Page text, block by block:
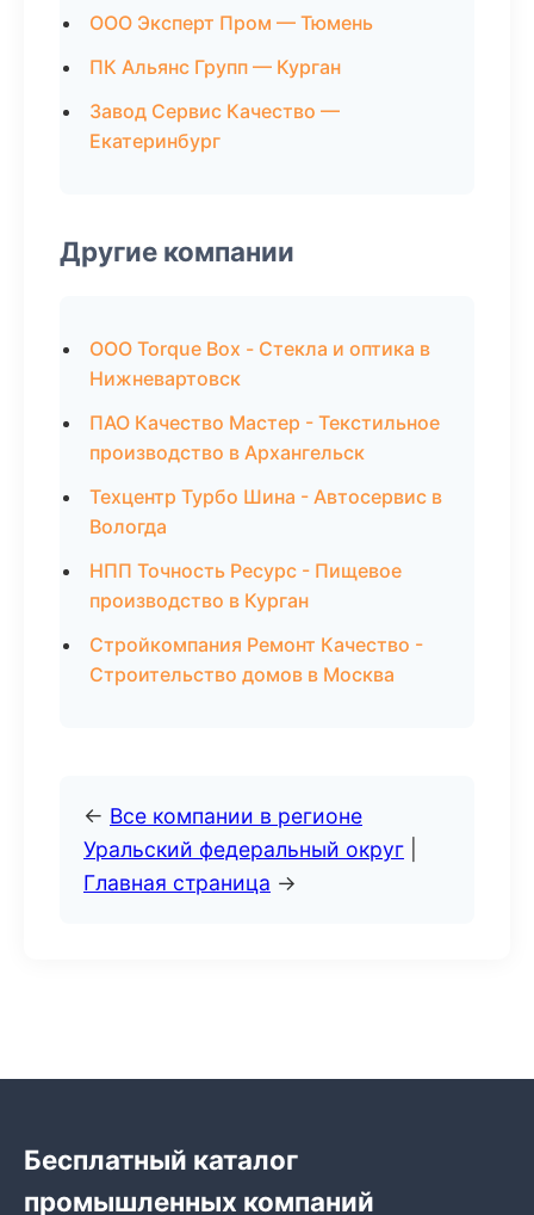
ООО Эксперт Пром — Тюмень
ПК Альянс Групп — Курган
Завод Сервис Качество —
Екатеринбург
Другие компании
ООО Torque Box - Стекла и оптика в
Нижневартовск
ПАО Качество Мастер - Текстильное
производство в Архангельск
Техцентр Турбо Шина - Автосервис в
Вологда
НПП Точность Ресурс - Пищевое
производство в Курган
Стройкомпания Ремонт Качество -
Строительство домов в Москва
← Все компании в регионе
Уральский федеральный округ
Главная страница →
Бесплатный каталог
промышленных компаний